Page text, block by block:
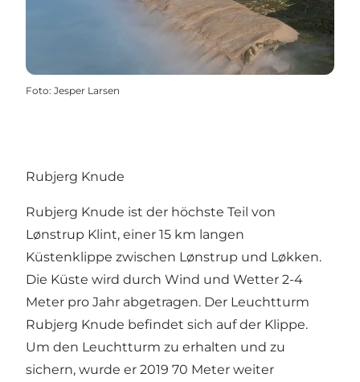
Foto: Jesper Larsen
Rubjerg Knude
Rubjerg Knude ist der höchste Teil von
Lønstrup Klint, einer 15 km langen
Küstenklippe zwischen Lønstrup und Løkken.
Die Küste wird durch Wind und Wetter 2-4
Meter pro Jahr abgetragen. Der Leuchtturm
Rubjerg Knude befindet sich auf der Klippe.
Um den Leuchtturm zu erhalten und zu
sichern, wurde er 2019 70 Meter weiter